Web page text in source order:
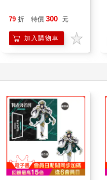
79 折 特價 300 元
加入購物車